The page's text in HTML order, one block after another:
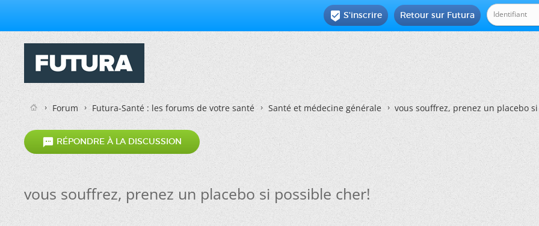
Retour sur Futura
 S'inscrire
Forum Futura-Santé : les forums de votre santé Santé et médecine générale vous souffrez, prenez un placebo
 RÉPONDRE À LA DISCUSSION
vous souffrez, prenez un placebo si possible cher!